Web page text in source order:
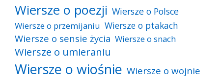
Wiersze o poezji Wiersze o Polsce
Wiersze o przemijaniu Wiersze o ptakach
Wiersze o sensie życia Wiersze o snach
Wiersze o umieraniu
Wiersze o wiośnie Wiersze o wojnie